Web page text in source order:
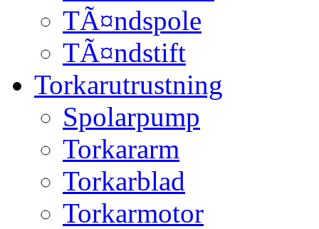
TÃ¤ndspole
TÃ¤ndstift
Torkarutrustning
Spolarpump
Torkararm
Torkarblad
Torkarmotor